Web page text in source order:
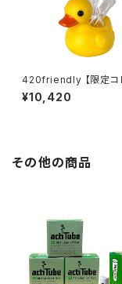
420friendly 【限定コ
ン】Yellow Rubber
ss Bong / イエロー ラ
¥10,420
その他の商品